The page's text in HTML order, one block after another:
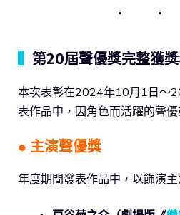
第20屆聲優獎完整獲
本次表彰在2024年10月1日～
表作品中，因角色而活躍的聲優
● 主演聲優獎
年度期間發表作品中，以飾演主